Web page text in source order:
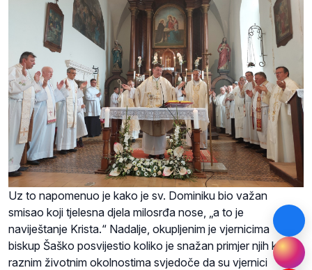
Uz to napomenuo je kako je sv. Dominiku bio važan
smisao koji tjelesna djela milosrđa nose, „a to je
naviještanje Krista.“ Nadalje, okupljenim je vjernicima
biskup Šaško posvijestio koliko je snažan primjer njih koji u
raznim životnim okolnostima svjedoče da su vjernici